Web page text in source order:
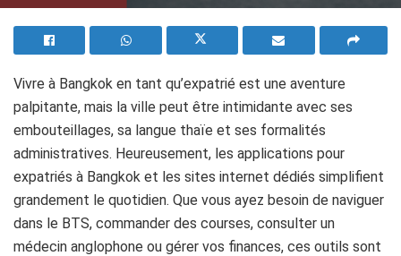
Vivre à Bangkok en tant qu’expatrié est une aventure
palpitante, mais la ville peut être intimidante avec ses
embouteillages, sa langue thaïe et ses formalités
administratives. Heureusement, les applications pour
expatriés à Bangkok et les sites internet dédiés simplifient
grandement le quotidien. Que vous ayez besoin de naviguer
dans le BTS, commander des courses, consulter un
médecin anglophone ou gérer vos finances, ces outils sont